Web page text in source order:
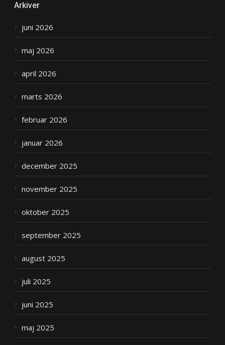
Arkiver
juni 2026
maj 2026
april 2026
marts 2026
februar 2026
januar 2026
december 2025
november 2025
oktober 2025
september 2025
august 2025
juli 2025
juni 2025
maj 2025